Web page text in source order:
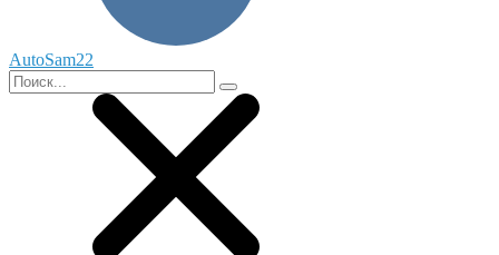
AutoSam22